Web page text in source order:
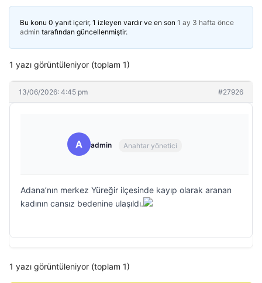
Bu konu 0 yanıt içerir, 1 izleyen vardır ve en son 1 ay 3 hafta önce
admin tarafından güncellenmiştir.
1 yazı görüntüleniyor (toplam 1)
13/06/2026: 4:45 pm #27926
A admin Anahtar yönetici
Adana’nın merkez Yüreğir ilçesinde kayıp olarak aranan
kadının cansız bedenine ulaşıldı.
1 yazı görüntüleniyor (toplam 1)